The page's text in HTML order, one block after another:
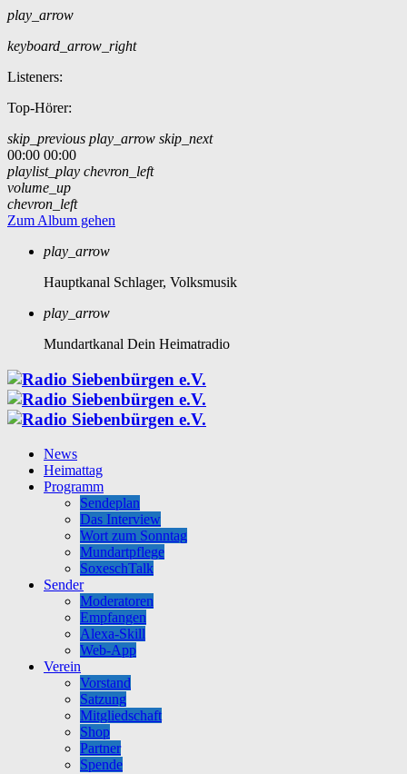
play_arrow
keyboard_arrow_right
Listeners:
Top-Hörer:
skip_previous play_arrow skip_next
00:00 00:00
playlist_play chevron_left
volume_up
chevron_left
Zum Album gehen
play_arrow
Hauptkanal Schlager, Volksmusik
play_arrow
Mundartkanal Dein Heimatradio
News
Heimattag
Programm
Sendeplan
Das Interview
Wort zum Sonntag
Mundartpflege
SoxeschTalk
Sender
Moderatoren
Empfangen
Alexa-Skill
Web-App
Verein
Vorstand
Satzung
Mitgliedschaft
Shop
Partner
Spende